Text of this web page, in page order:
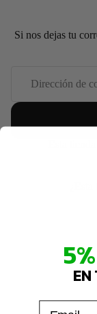
Si nos dejas tu
EN
Email